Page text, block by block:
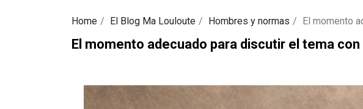
Home El Blog Ma Louloute Hombres y normas El momento
El momento adecuado para discutir el tema con